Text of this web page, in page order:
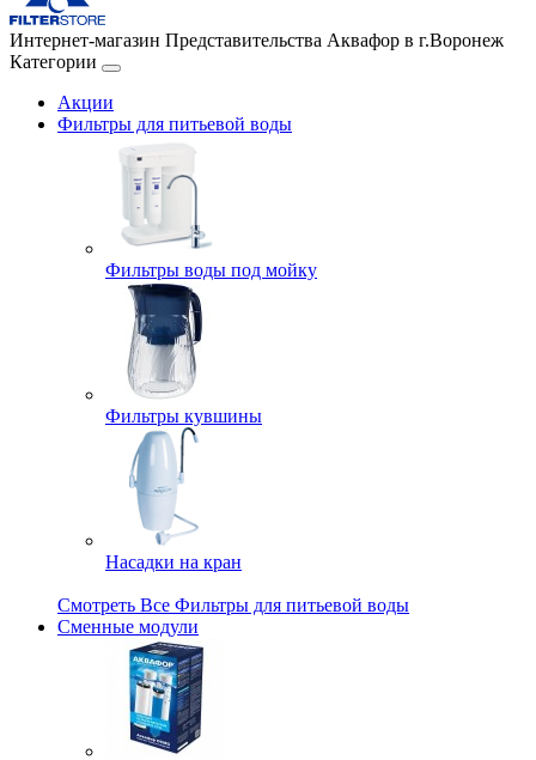
Интернет-магазин Представительства Аквафор в г.Воронеж
Категории
Акции
Фильтры для питьевой воды
Фильтры воды под мойку
Фильтры кувшины
Насадки на кран
Смотреть Все Фильтры для питьевой воды
Сменные модули